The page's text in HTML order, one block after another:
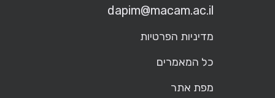
dapim@macam.ac.il
מדיניות הפרטיות
כל המאמרים
מפת אתר